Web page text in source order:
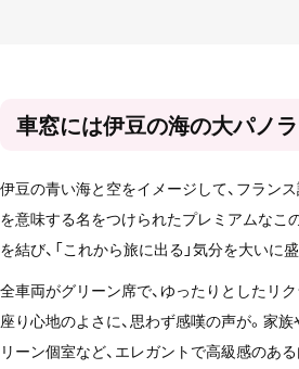
車窓には伊豆の海の大パノ
伊豆の青い海と空をイメージして、フランス
を意味する名をつけられたプレミアムなこ
を結び、「これから旅に出る」気分を大いに
全車両がグリーン席で、ゆったりとしたリ
座り心地のよさに、思わず感嘆の声が。家
リーン個室など、エレガントで高級感のあ